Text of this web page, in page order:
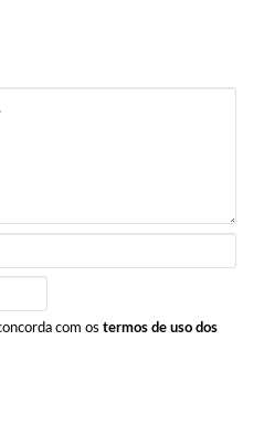
com os termos de uso dos